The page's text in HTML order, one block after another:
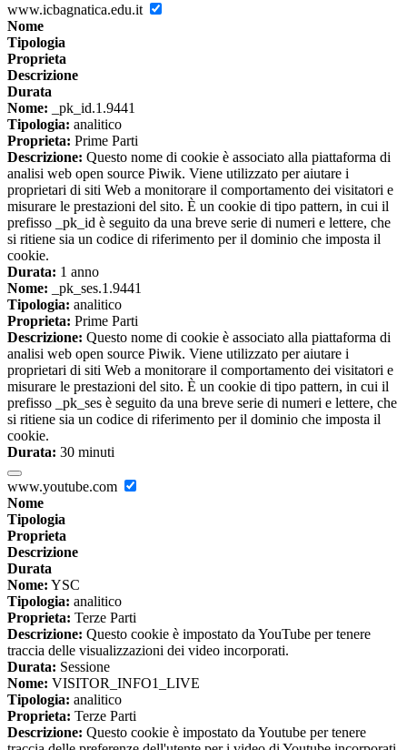
www.icbagnatica.edu.it
Nome
Tipologia
Proprieta
Descrizione
Durata
Nome: _pk_id.1.9441
Tipologia: analitico
Proprieta: Prime Parti
Descrizione: Questo nome di cookie è associato alla piattaforma di
analisi web open source Piwik. Viene utilizzato per aiutare i
proprietari di siti Web a monitorare il comportamento dei visitatori e
misurare le prestazioni del sito. È un cookie di tipo pattern, in cui il
prefisso _pk_id è seguito da una breve serie di numeri e lettere, che
si ritiene sia un codice di riferimento per il dominio che imposta il
cookie.
Durata: 1 anno
Nome: _pk_ses.1.9441
Tipologia: analitico
Proprieta: Prime Parti
Descrizione: Questo nome di cookie è associato alla piattaforma di
analisi web open source Piwik. Viene utilizzato per aiutare i
proprietari di siti Web a monitorare il comportamento dei visitatori e
misurare le prestazioni del sito. È un cookie di tipo pattern, in cui il
prefisso _pk_ses è seguito da una breve serie di numeri e lettere, che
si ritiene sia un codice di riferimento per il dominio che imposta il
cookie.
Durata: 30 minuti
www.youtube.com
Nome
Tipologia
Proprieta
Descrizione
Durata
Nome: YSC
Tipologia: analitico
Proprieta: Terze Parti
Descrizione: Questo cookie è impostato da YouTube per tenere
traccia delle visualizzazioni dei video incorporati.
Durata: Sessione
Nome: VISITOR_INFO1_LIVE
Tipologia: analitico
Proprieta: Terze Parti
Descrizione: Questo cookie è impostato da Youtube per tenere